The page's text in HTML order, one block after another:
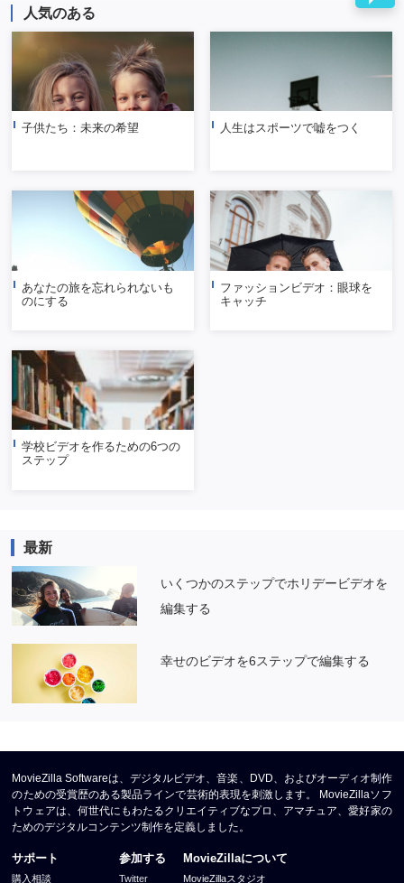
人気のある
子供たち：未来の希望 人生はスポーツで嘘をつく
あなたの旅を忘れられないも
のにする
ファッションビデオ：眼球を
キャッチ
学校ビデオを作るための6つの
ステップ
最新
いくつかのステップでホリデービデオを
編集する
幸せのビデオを6ステップで編集する
MovieZilla Softwareは、デジタルビデオ、音楽、DVD、およびオーディオ制作
のための受賞歴のある製品ラインで芸術的表現を刺激します。 MovieZillaソフ
トウェアは、何世代にもわたるクリエイティブなプロ、アマチュア、愛好家の
ためのデジタルコンテンツ制作を定義しました。
サポート
購入相談
参加する
Twitter
MovieZillaについて
MovieZillaスタジオ